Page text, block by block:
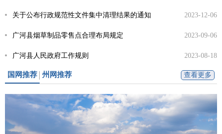
关于公布行政规范性文件集中清理结果的通知 2023-12-06
广河县烟草制品零售点合理布局规定 2023-09-06
广河县人民政府工作规则 2023-08-18
查看更多
国网推荐 州网推荐